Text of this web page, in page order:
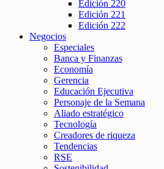
Edición 220
Edición 221
Edición 222
Negocios
Especiales
Banca y Finanzas
Economía
Gerencia
Educación Ejecutiva
Personaje de la Semana
Aliado estratégico
Tecnología
Creadores de riqueza
Tendencias
RSE